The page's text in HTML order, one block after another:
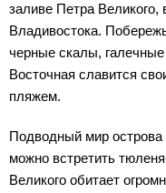
заливе Петра Великого,
Владивостока.
черные скалы,
Восточная славится
пляжем.
Подводный мир острова
можно встретить
Великого обитает